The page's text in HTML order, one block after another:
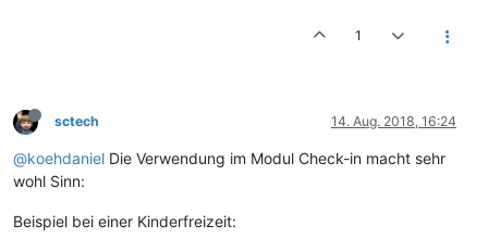
1
sctech 14. Aug. 2018, 16:24
@koehdaniel Die Verwendung im Modul Check-in macht sehr
wohl Sinn:
Beispiel bei einer Kinderfreizeit: